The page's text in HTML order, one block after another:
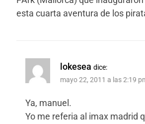
esta cuarta aventura de los
lokesea dice:
mayo 22, 2011 a las 2:19
Ya, manuel.
Yo me referia al imax madrid